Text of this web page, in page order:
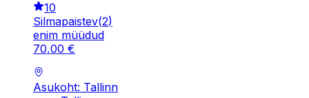
10
Silmapaistev(2)
enim müüdud
70,00 €
Asukoht: Tallinn